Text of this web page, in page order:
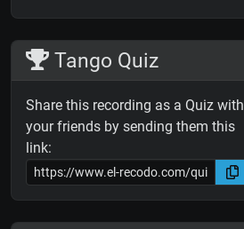
Tango Quiz
Share this recording as a Quiz with
your friends by sending them this
link: